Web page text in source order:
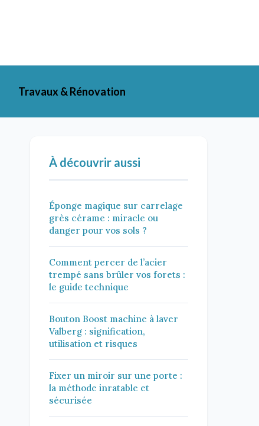
Travaux & Rénovation
À découvrir aussi
Éponge magique sur carrelage
grès cérame : miracle ou
danger pour vos sols ?
Comment percer de l’acier
trempé sans brûler vos forets :
le guide technique
Bouton Boost machine à laver
Valberg : signification,
utilisation et risques
Fixer un miroir sur une porte :
la méthode inratable et
sécurisée